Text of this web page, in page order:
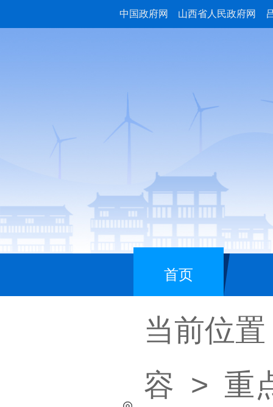
中国政府网 山西省人民政府网
首页
当前位
容 > 重